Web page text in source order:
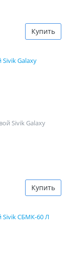
Купить
Sivik Galaxy
Купить